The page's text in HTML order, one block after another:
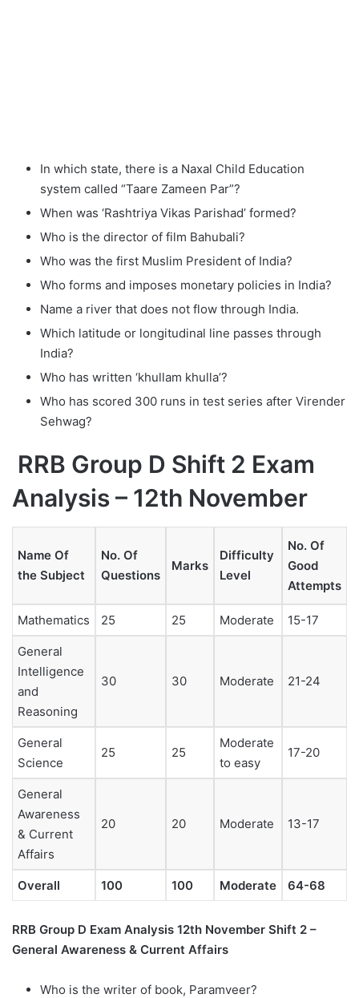
In which state, there is a Naxal Child Education
system called “Taare Zameen Par”?
When was ‘Rashtriya Vikas Parishad’ formed?
Who is the director of film Bahubali?
Who was the first Muslim President of India?
Who forms and imposes monetary policies in India?
Name a river that does not flow through India.
Which latitude or longitudinal line passes through
India?
Who has written ‘khullam khulla’?
Who has scored 300 runs in test series after Virender
Sehwag?
RRB Group D Shift 2 Exam
Analysis – 12th November
Name Of
the Subject
No. Of
Questions
Marks
Difficulty
Level
No. Of
Good
Attempts
Mathematics 25 25 Moderate 15-17
General
Intelligence
and
Reasoning
30 30 Moderate 21-24
General
Science
25 25
Moderate
to easy
17-20
General
Awareness
& Current
Affairs
20 20 Moderate 13-17
Overall 100 100 Moderate 64-68
RRB Group D Exam Analysis 12th November Shift 2 –
General Awareness & Current Affairs
Who is the writer of book, Paramveer?